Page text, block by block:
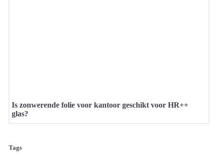
Is zonwerende folie voor kantoor geschikt voor HR++
glas?
Tags